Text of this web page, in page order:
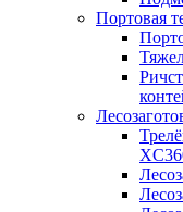
Портовая